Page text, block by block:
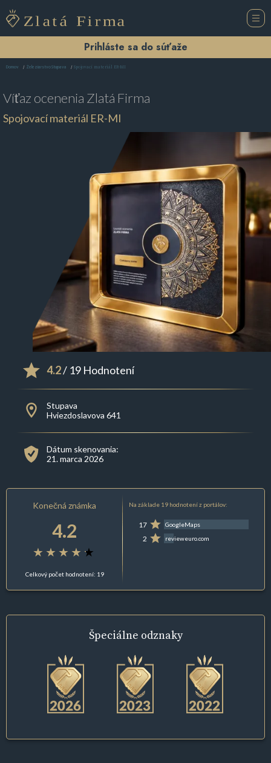
Prihláste sa do súťaže
Domov Železiarstvo Stupava Spojovací materiál ER-MI
Víťaz ocenenia Zlatá Firma
Spojovací materiál ER-MI
4.2/ 19 Hodnotení
Stupava
Hviezdoslavova 641
Dátum skenovania:
21. marca 2026
Konečná známka
4.2
Celkový počet hodnotení: 19
Na základe 19 hodnotení z portálov:
17 GoogleMaps
2 revieweuro.com
Špeciálne odznaky